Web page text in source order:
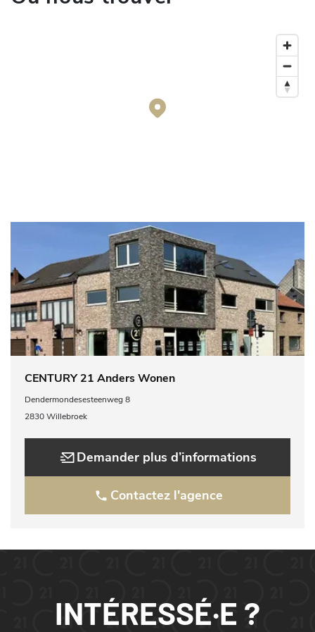
CENTURY 21 Anders Wonen
Dendermondesesteenweg 8
2830 Willebroek
Demander plus d’informations
Contactez l'agence
INTÉRESSÉ·E ?